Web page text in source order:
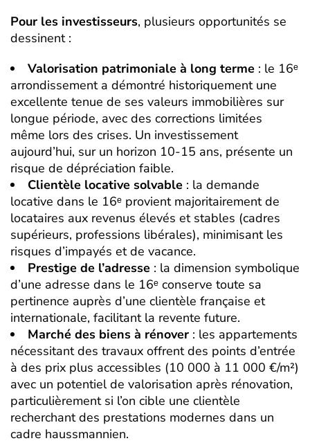
Pour les investisseurs, plusieurs opportunités se
dessinent :
Valorisation patrimoniale à long terme : le 16ᵉ
arrondissement a démontré historiquement une
excellente tenue de ses valeurs immobilières sur
longue période, avec des corrections limitées
même lors des crises. Un investissement
aujourd’hui, sur un horizon 10-15 ans, présente un
risque de dépréciation faible.
Clientèle locative solvable : la demande
locative dans le 16ᵉ provient majoritairement de
locataires aux revenus élevés et stables (cadres
supérieurs, professions libérales), minimisant les
risques d’impayés et de vacance.
Prestige de l’adresse : la dimension symbolique
d’une adresse dans le 16ᵉ conserve toute sa
pertinence auprès d’une clientèle française et
internationale, facilitant la revente future.
Marché des biens à rénover : les appartements
nécessitant des travaux offrent des points d’entrée
à des prix plus accessibles (10 000 à 11 000 €/m²)
avec un potentiel de valorisation après rénovation,
particulièrement si l’on cible une clientèle
recherchant des prestations modernes dans un
cadre haussmannien.